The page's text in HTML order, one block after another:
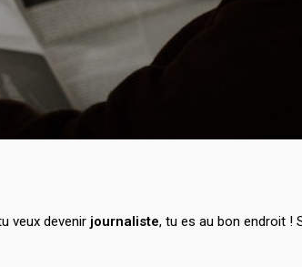
veux devenir journaliste, tu es au bon endroit !